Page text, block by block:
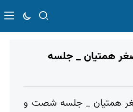
اصغر همتیان _ جلسه
اصغر همتیان _ جلسه شصت و